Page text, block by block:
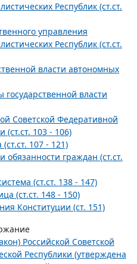
Республик (ст.ст.
управления
Республик (ст.ст.
власти автономных
власти
Советской Федеративной
(ст.ст. 103 - 106)
107 - 121)
граждан (ст.ст.
(ст.ст. 138 - 147)
(ст.ст. 148 - 150)
Конституции (ст. 151)
Российской Советской
Республики (утверждена